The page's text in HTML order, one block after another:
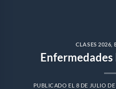
CLASES 2026
PUBLICADO EL 8 DE JULIO